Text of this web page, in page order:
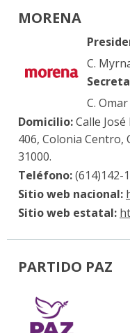
MORENA
C.
C.
Domicilio:Calle
406, Colonia Centro,
31000.
Teléfono:(614)142-
Sitio web nacional:
Sitio web estatal:
PARTIDO PAZ